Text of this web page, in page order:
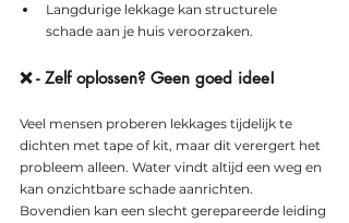
Langdurige lekkage kan structurele
schade aan je huis veroorzaken.
❌ - Zelf oplossen? Geen goed idee!
Veel mensen proberen lekkages tijdelijk te
dichten met tape of kit, maar dit verergert het
probleem alleen. Water vindt altijd een weg en
kan onzichtbare schade aanrichten.
Bovendien kan een slecht gerepareerde leiding